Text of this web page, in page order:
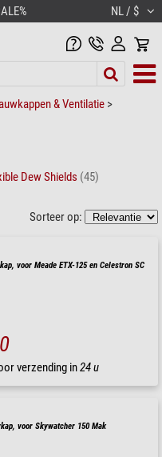
NL / $
& Ventilatie >
Dew Shields (45)
Sorteer op:
voor Meade ETX-125 en Celestron SC
verzending in24 u
voor Skywatcher 150 Mak